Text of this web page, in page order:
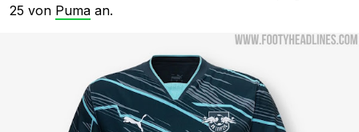
25 von Puma an.